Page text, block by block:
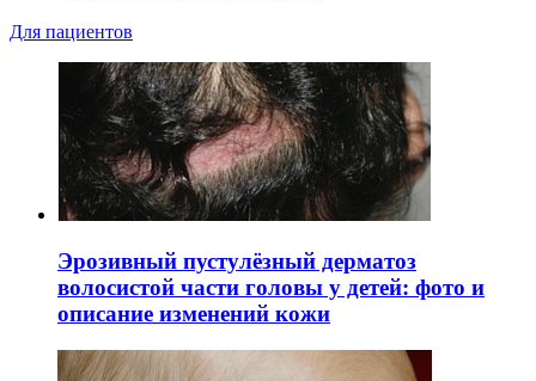
Для пациентов
Эрозивный пустулёзный дерматоз
волосистой части головы у детей: фото и
описание изменений кожи